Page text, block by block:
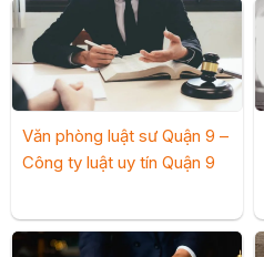
Văn phòng luật sư Quận 9 –
Công ty luật uy tín Quận 9